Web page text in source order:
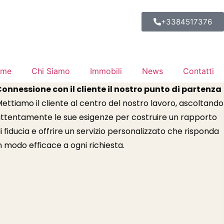
+3384517376
Chi Siamo Immobili News Contatti
con il cliente il nostro punto di partenza
il cliente al centro del nostro lavoro, ascoltando
le sue esigenze per costruire un rapporto
fiducia e offrire un servizio personalizzato che risponda
modo efficace a ogni richiesta.